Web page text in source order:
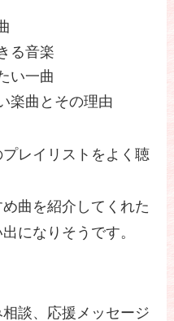
る音楽
い一曲
楽曲とその理由
レイリストをよく聴
曲を紹介してくれた
になりそうです。
談、応援メッセージ